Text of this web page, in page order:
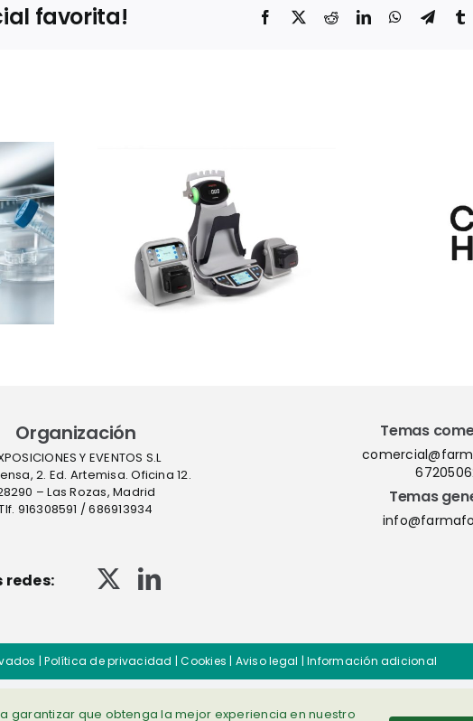
favorita! Facebook
X RedditLinkedInWhatsApp
el
en
CleanHub+
exponen una
estrategia de
barreras
sucesivas para el
control de
Organización
Y EVENTOS S.L
2. Ed. Artemisa. Oficina 12.
– Las Rozas, Madrid
916308591 / 686913934
Temas
Temas
redes:
|Política de privacidad |Cookies | Aviso legal |Información adicional
garantizar que obtenga la mejor experiencia en nuestro